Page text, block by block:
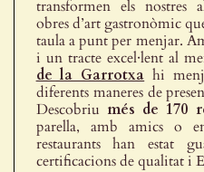
transformen els nostres
obres d’art gastronòmic
taula a punt per menjar.
i un tracte excel·lent al
de la Garrotxa hi
diferents maneres de
Descobriu més de 170
parella, amb amics o
restaurants han estat
certificacions de qualitat i